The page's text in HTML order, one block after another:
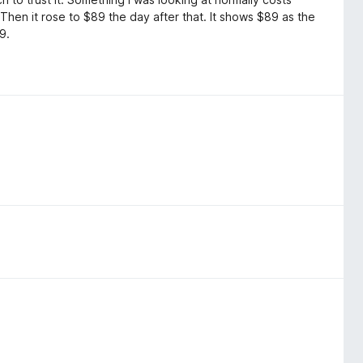
it rose to $89 the day after that. It shows $89 as the